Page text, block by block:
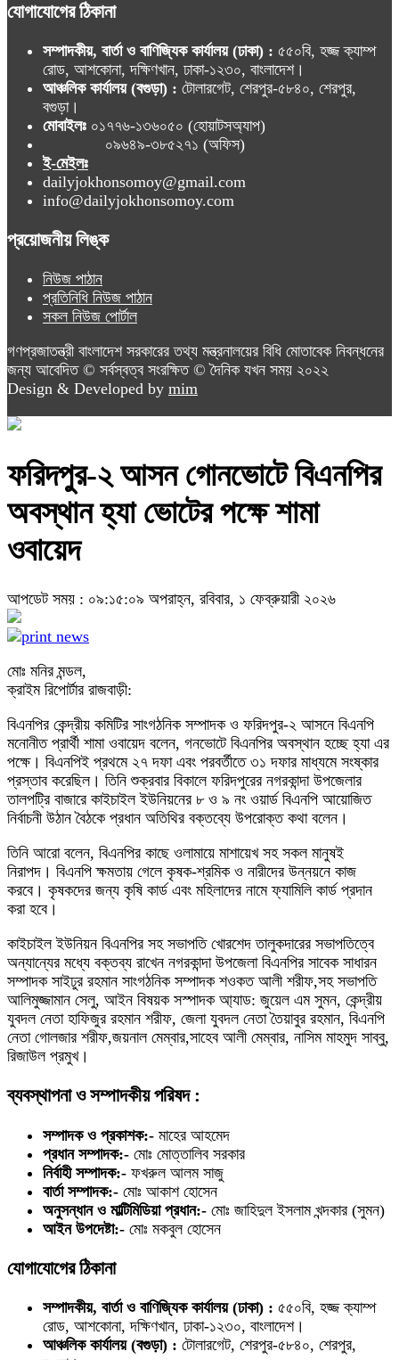
যোগাযোগের ঠিকানা
সম্পাদকীয়, বার্তা ও বাণিজ্যিক কার্যালয় (ঢাকা) : ৫৫০বি, হজ্জ ক্যাম্প
রোড, আশকোনা, দক্ষিণখান, ঢাকা-১২৩০, বাংলাদেশ।
আঞ্চলিক কার্যালয় (বগুড়া) : টোলারগেট, শেরপুর-৫৮৪০, শেরপুর,
বগুড়া।
মোবাইলঃ ০১৭৭৬-১৩৬০৫০ (হোয়াটসঅ্যাপ)
০৯৬৪৯-৩৮৫২৭১ (অফিস)
ই-মেইলঃ
dailyjokhonsomoy@gmail.com
info@dailyjokhonsomoy.com
প্রয়োজনীয় লিঙ্ক
নিউজ পাঠান
প্রতিনিধি নিউজ পাঠান
সকল নিউজ পোর্টাল
গণপ্রজাতন্ত্রী বাংলাদেশ সরকারের তথ্য মন্ত্রনালয়ের বিধি মোতাবেক নিবন্ধনের
জন্য আবেদিত © সর্বস্বত্ব সংরক্ষিত © দৈনিক যখন সময় ২০২২
Design & Developed by mim
ফরিদপুর-২ আসন গোনভোটে বিএনপির
অবস্থান হ্যা ভোটের পক্ষে শামা
ওবায়েদ
আপডেট সময় : ০৯:১৫:০৯ অপরাহ্ন, রবিবার, ১ ফেব্রুয়ারী ২০২৬
মোঃ মনির মন্ডল,
ক্রাইম রিপোর্টার রাজবাড়ী:
বিএনপির কেন্দ্রীয় কমিটির সাংগঠনিক সম্পাদক ও ফরিদপুর-২ আসনে বিএনপি
মনোনীত প্রার্থী শামা ওবায়েদ বলেন, গনভোটে বিএনপির অবস্থান হচ্ছে হ্যা এর
পক্ষে। বিএনপিই প্রথমে ২৭ দফা এবং পরবর্তীতে ৩১ দফার মাধ্যমে সংষ্কার
প্রস্তাব করেছিল। তিনি শুক্রবার বিকালে ফরিদপুরের নগরকান্দা উপজেলার
তালপট্রি বাজারে কাইচাইল ইউনিয়নের ৮ ও ৯ নং ওয়ার্ড বিএনপি আয়োজিত
নির্বাচনী উঠান বৈঠকে প্রধান অতিথির বক্তব্যে উপরোক্ত কথা বলেন।
তিনি আরো বলেন, বিএনপির কাছে ওলামায়ে মাশায়েখ সহ সকল মানুষই
নিরাপদ। বিএনপি ক্ষমতায় গেলে কৃষক-শ্রমিক ও নারীদের উন্নয়নে কাজ
করবে। কৃষকদের জন্য কৃষি কার্ড এবং মহিলাদের নামে ফ্যামিলি কার্ড প্রদান
করা হবে।
কাইচাইল ইউনিয়ন বিএনপির সহ সভাপতি খোরশেদ তালুকদারের সভাপতিত্বে
অন্যান্যের মধ্যে বক্তব্য রাখেন নগরকান্দা উপজেলা বিএনপির সাবেক সাধারন
সম্পাদক সাইঢুর রহমান সাংগঠনিক সম্পাদক শওকত আলী শরীফ,সহ সভাপতি
আলিমুজ্জামান সেলু, আইন বিষয়ক সস্পাদক আ্যাড: জুয়েল এম সুমন, কেন্দ্রীয়
যুবদল নেতা হাফিজুর রহমান শরীফ, জেলা যুবদল নেতা তৈয়াবুর রহমান, বিএনপি
নেতা গোলজার শরীফ,জয়নাল মেম্বার,সাহেব আলী মেম্বার, নাসিম মাহমুদ সাব্বু,
রিজাউল প্রমুখ।
ব্যবস্থাপনা ও সম্পাদকীয় পরিষদ :
সম্পাদক ও প্রকাশক:- মাহের আহমেদ
প্রধান সম্পাদক:- মোঃ মোত্তালিব সরকার
নির্বাহী সম্পাদক:- ফখরুল আলম সাজু
বার্তা সম্পাদক:- মোঃ আকাশ হোসেন
অনুসন্ধান ও মাল্টিমিডিয়া প্রধান:- মোঃ জাহিদুল ইসলাম খন্দকার (সুমন)
আইন উপদেষ্টা:- মোঃ মকবুল হোসেন
যোগাযোগের ঠিকানা
সম্পাদকীয়, বার্তা ও বাণিজ্যিক কার্যালয় (ঢাকা) : ৫৫০বি, হজ্জ ক্যাম্প
রোড, আশকোনা, দক্ষিণখান, ঢাকা-১২৩০, বাংলাদেশ।
আঞ্চলিক কার্যালয় (বগুড়া) : টোলারগেট, শেরপুর-৫৮৪০, শেরপুর,